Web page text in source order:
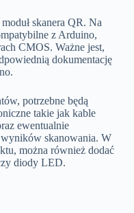
skanera QR. Na
z Arduino,
CMOS. Ważne jest,
dokumentację
potrzebne będą
takie jak kable
ewentualnie
skanowania. W
można również dodać
diody LED.